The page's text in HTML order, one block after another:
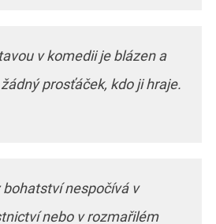
v komedii je blázen a
prosťáček, kdo ji hraje.
bohatství nespočívá v
nebo v rozmařilém